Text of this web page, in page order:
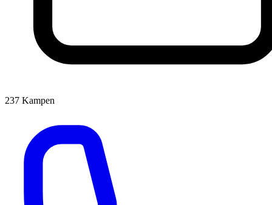
237 Kampen